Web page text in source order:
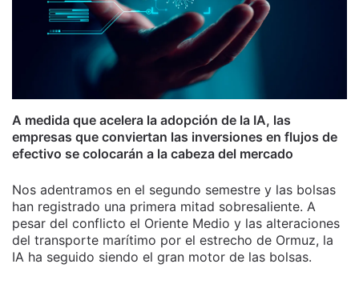
A medida que acelera la adopción de la IA, las
empresas que conviertan las inversiones en flujos de
efectivo se colocarán a la cabeza del mercado
Nos adentramos en el segundo semestre y las bolsas
han registrado una primera mitad sobresaliente. A
pesar del conflicto el Oriente Medio y las alteraciones
del transporte marítimo por el estrecho de Ormuz, la
IA ha seguido siendo el gran motor de las bolsas.